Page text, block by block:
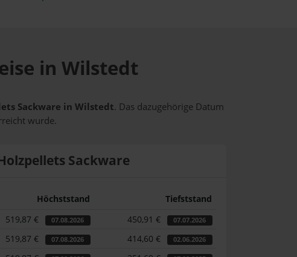
in Wilstedt
Sackware in Wilstedt. Das dazugehörige Datum
wurde.
Sackware
Höchststand
Tiefststand
519,87 € 07.08.2026 450,91 € 07.07.2026
519,87 € 07.08.2026 414,60 € 02.06.2026